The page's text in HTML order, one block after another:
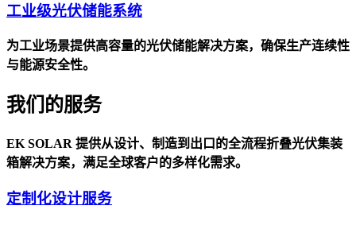
工业级光伏储能系统
为工业场景提供高容量的光伏储能解决方案，确保生产连续性
与能源安全性。
我们的服务
EK SOLAR 提供从设计、制造到出口的全流程折叠光伏集装
箱解决方案，满足全球客户的多样化需求。
定制化设计服务